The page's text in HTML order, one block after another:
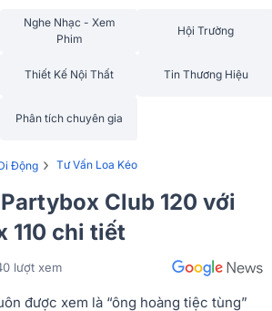
Nghe Nhạc - Xem
Phim
Hội Trường
Thiết Kế Nội Thất Tin Thương Hiệu
Phân tích chuyên gia
Động › Tư Vấn Loa Kéo
Club 120 với
110 chi tiết
lượt xem
được xem là “ông hoàng tiệc tùng”